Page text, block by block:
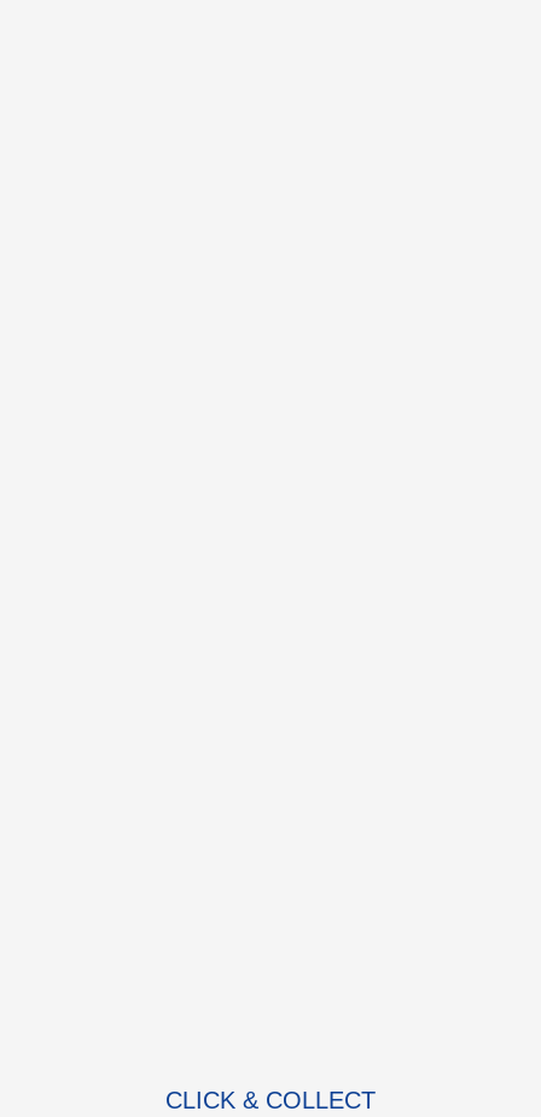
CLICK & COLLECT